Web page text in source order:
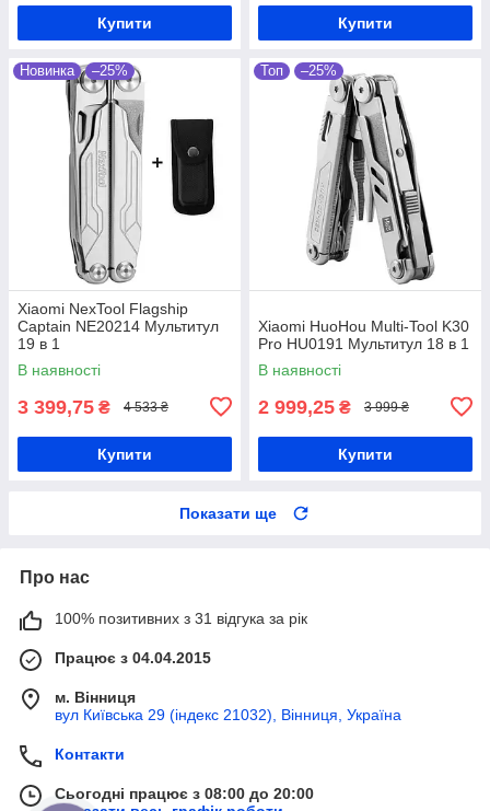
Купити Купити
Новинка –25%
Xiaomi NexTool Flagship
Captain NE20214 Мультитул
19 в 1
В наявності
3 399,75 ₴ 4 533 ₴
Купити
Топ –25%
Xiaomi HuoHou Multi-Tool K30
Pro HU0191 Мультитул 18 в 1
В наявності
2 999,25 ₴ 3 999 ₴
Купити
Показати ще
Про нас
100% позитивних з 31 відгука за рік
Працює з 04.04.2015
м. Вінниця
вул Київська 29 (індекс 21032), Вінниця, Україна
Контакти
Сьогодні працює з 08:00 до 20:00